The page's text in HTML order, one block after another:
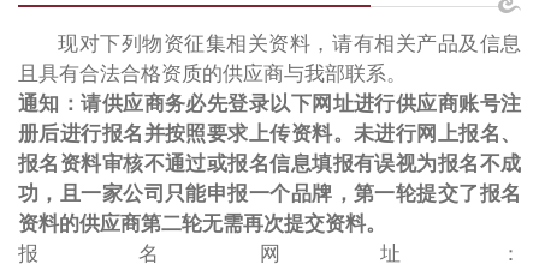
现对下列物资征集相关资料，请有相关产品及信息
且具有合法合格资质的供应商与我部联系。
通知：请供应商务必先登录以下网址进行供应商账号注
册后进行报名并按照要求上传资料。未进行网上报名、
报名资料审核不通过或报名信息填报有误视为报名不成
功，且一家公司只能申报一个品牌，第一轮提交了报名
资料的供应商第二轮无需再次提交资料。
报名网址：